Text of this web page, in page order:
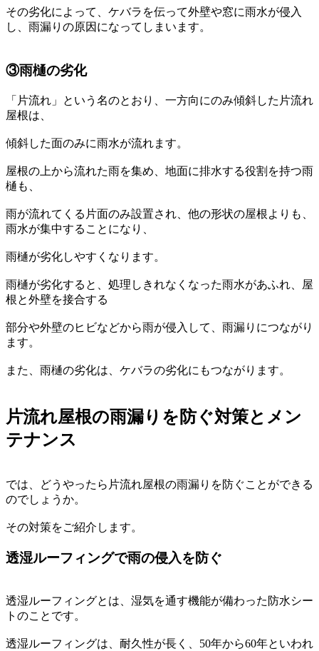
その劣化によって、ケバラを伝って外壁や窓に雨水が侵入
し、雨漏りの原因になってしまいます。
③雨樋の劣化
「片流れ」という名のとおり、一方向にのみ傾斜した片流れ
屋根は、
傾斜した面のみに雨水が流れます。
屋根の上から流れた雨を集め、地面に排水する役割を持つ雨
樋も、
雨が流れてくる片面のみ設置され、他の形状の屋根よりも、
雨水が集中することになり、
雨樋が劣化しやすくなります。
雨樋が劣化すると、処理しきれなくなった雨水があふれ、屋
根と外壁を接合する
部分や外壁のヒビなどから雨が侵入して、雨漏りにつながり
ます。
また、雨樋の劣化は、ケバラの劣化にもつながります。
片流れ屋根の雨漏りを防ぐ対策とメン
テナンス
では、どうやったら片流れ屋根の雨漏りを防ぐことができる
のでしょうか。
その対策をご紹介します。
透湿ルーフィングで雨の侵入を防ぐ
透湿ルーフィングとは、湿気を通す機能が備わった防水シー
トのことです。
透湿ルーフィングは、耐久性が長く、50年から60年といわれ